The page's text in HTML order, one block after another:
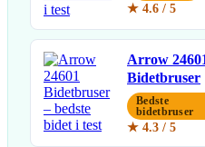
★ 4.6 / 5
Arrow
Bidetbruser
Bedste
bidetbruser
★ 4.3 / 5